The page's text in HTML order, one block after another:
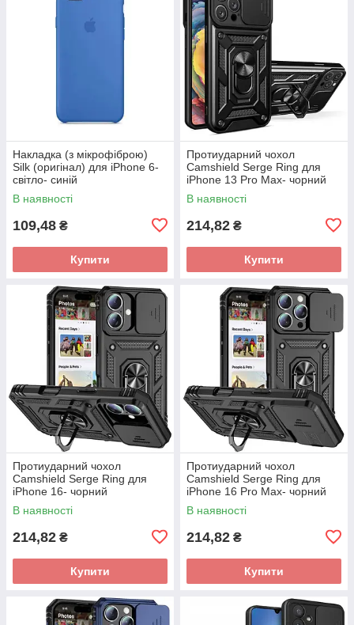
Накладка (з мікрофіброю)
Silk (оригінал) для iPhone 6-
світло- синій
В наявності
109,48 ₴
Купити
Протиударний чохол
Camshield Serge Ring для
iPhone 13 Pro Max- чорний
В наявності
214,82 ₴
Купити
Протиударний чохол
Camshield Serge Ring для
iPhone 16- чорний
В наявності
214,82 ₴
Купити
Протиударний чохол
Camshield Serge Ring для
iPhone 16 Pro Max- чорний
В наявності
214,82 ₴
Купити